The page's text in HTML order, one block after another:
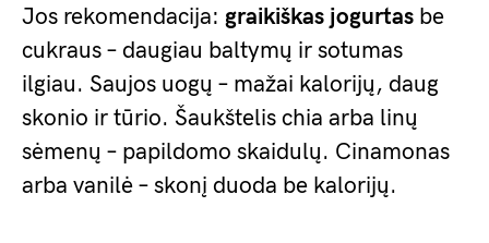
Jos rekomendacija: graikiškas jogurtas be
cukraus – daugiau baltymų ir sotumas
ilgiau. Saujos uogų – mažai kalorijų, daug
skonio ir tūrio. Šaukštelis chia arba linų
sėmenų – papildomo skaidulų. Cinamonas
arba vanilė – skonį duoda be kalorijų.